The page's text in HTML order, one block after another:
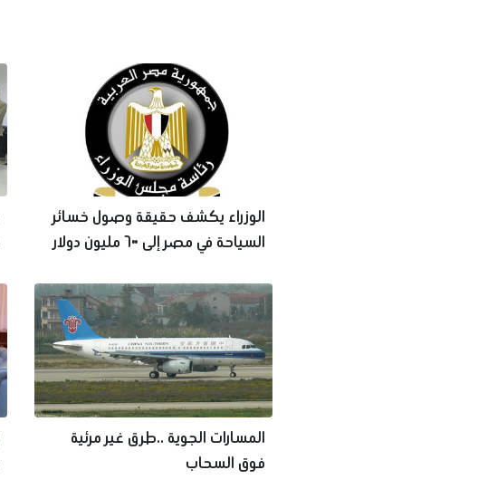
الوزراء يكشف حقيقة وصول خسائر
السياحة في مصر إلى ٦٠٠ مليون دولار
المسارات الجوية ..طرق غير مرئية
فوق السحاب